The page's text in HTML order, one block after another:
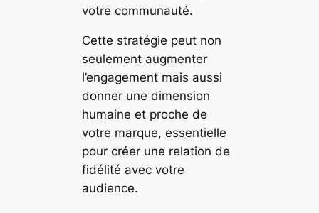
votre communauté.
Cette stratégie peut non
seulement augmenter
l’engagement mais aussi
donner une dimension
humaine et proche de
votre marque, essentielle
pour créer une relation de
fidélité avec votre
audience.